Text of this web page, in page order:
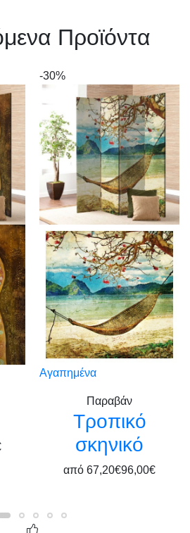
Προϊόντα
-30%
Αγαπημένα
Παραβάν
Τροπικό
σκηνικό
από 67,20€96,00€